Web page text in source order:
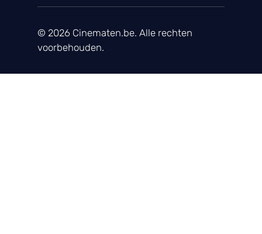
© 2026 Cinematen.be. Alle rechten
voorbehouden.